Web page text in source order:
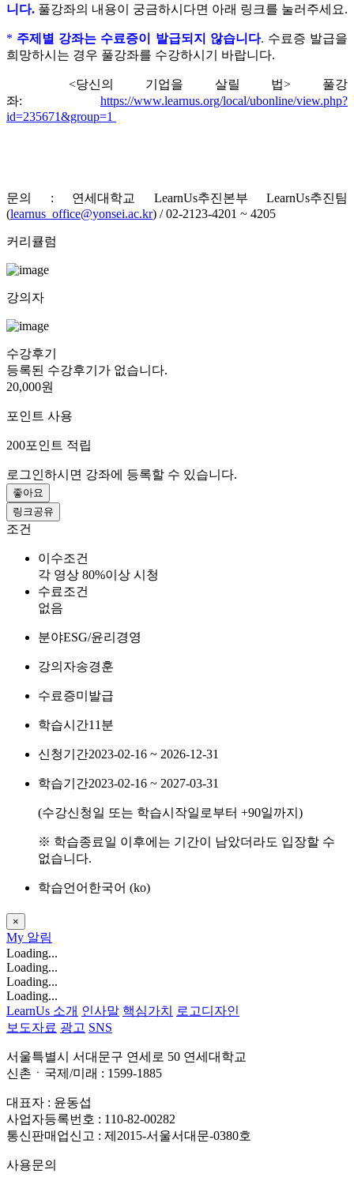
니다. 풀강좌의 내용이 궁금하시다면 아래 링크를 눌러주세요.
* 주제별 강좌는 수료증이 발급되지 않습니다. 수료증 발급을
희망하시는 경우 풀강좌를 수강하시기 바랍니다.
<당신의 기업을 살릴 법> 풀강
좌: https://www.learnus.org/local/ubonline/view.php?
id=235671&group=1
문의 : 연세대학교 LearnUs추진본부 LearnUs추진팀
(learnus_office@yonsei.ac.kr) / 02-2123-4201 ~ 4205
커리큘럼
강의자
수강후기
등록된 수강후기가 없습니다.
20,000원
포인트 사용
200포인트 적립
로그인하시면 강좌에 등록할 수 있습니다.
좋아요
링크공유
조건
이수조건
각 영상 80%이상 시청
수료조건
없음
분야ESG/윤리경영
강의자송경훈
수료증미발급
학습시간11분
신청기간2023-02-16 ~ 2026-12-31
학습기간2023-02-16 ~ 2027-03-31
(수강신청일 또는 학습시작일로부터 +90일까지)
※ 학습종료일 이후에는 기간이 남았더라도 입장할 수
없습니다.
학습언어 한국어 ‎(ko)‎
×
My 알림
Loading...
Loading...
Loading...
Loading...
LearnUs 소개 인사말 핵심가치
로고디자인
보도자료 광고 SNS
서울특별시 서대문구 연세로 50 연세대학교
신촌ㆍ국제/미래 : 1599-1885
대표자 : 윤동섭
사업자등록번호 : 110-82-00282
통신판매업신고 : 제2015-서울서대문-0380호
사용문의